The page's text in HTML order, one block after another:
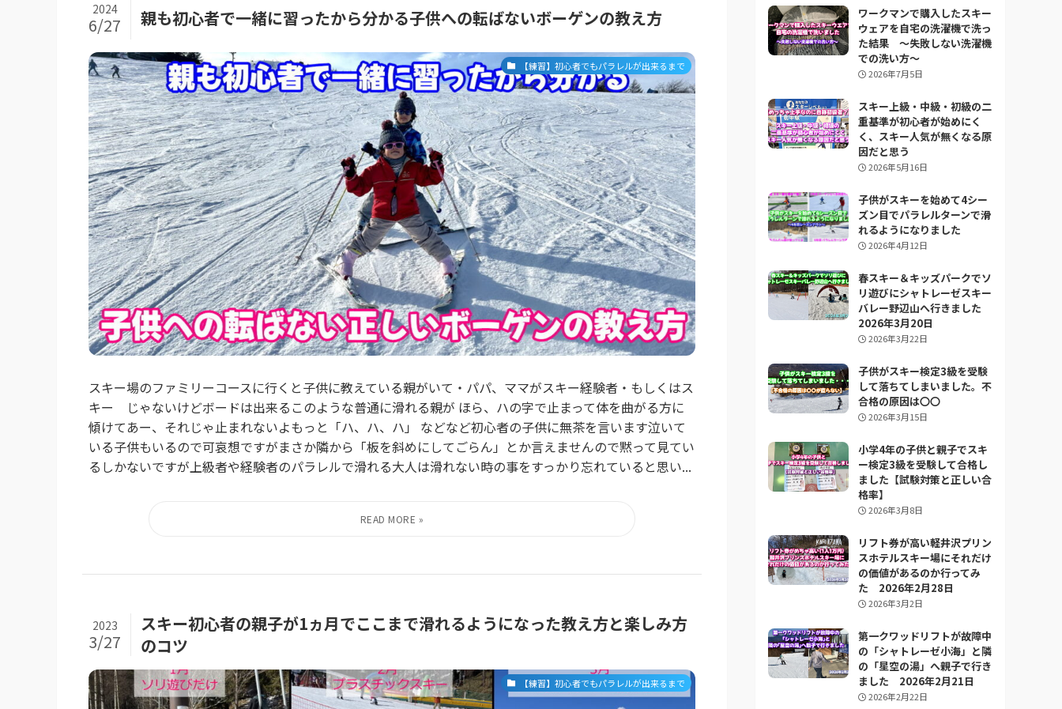
親も初心者で一緒に習ったから分かる子供への転ばないボーゲンの教え方
2024
6/27
【練習】初心者でもパラレルが出来るまで
スキー場のファミリーコースに行くと子供に教えている親がいて・パパ、ママがスキー経験者・もしくはス
キー じゃないけどボードは出来るこのような普通に滑れる親が ほら、ハの字で止まって体を曲がる方に
傾けてあー、それじゃ止まれないよもっと「ハ、ハ、ハ」 などなど初心者の子供に無茶を言います泣いて
いる子供もいるので可哀想ですがまさか隣から「板を斜めにしてごらん」とか言えませんので黙って見てい
るしかないですが上級者や経験者のパラレルで滑れる大人は滑れない時の事をすっかり忘れていると思い...
スキー初心者の親子が1ヵ月でここまで滑れるようになった教え方と楽しみ方
のコツ
2023
3/27
【練習】初心者でもパラレルが出来るまで
ワークマンで購入したスキー
ウェアを自宅の洗濯機で洗っ
た結果 ～失敗しない洗濯機
での洗い方～
2026年7月5日
スキー上級・中級・初級の二
重基準が初心者が始めにく
く、スキー人気が無くなる原
因だと思う
2026年5月16日
子供がスキーを始めて4シー
ズン目でパラレルターンで滑
れるようになりました
2026年4月12日
春スキー＆キッズパークでソ
リ遊びにシャトレーゼスキー
バレー野辺山へ行きました
2026年3月20日
2026年3月22日
子供がスキー検定3級を受験
して落ちてしまいました。不
合格の原因は〇〇
2026年3月15日
小学4年の子供と親子でスキ
ー検定3級を受験して合格し
ました【試験対策と正しい合
格率】
2026年3月8日
リフト券が高い軽井沢プリン
スホテルスキー場にそれだけ
の価値があるのか行ってみ
た 2026年2月28日
2026年3月2日
第一クワッドリフトが故障中
の「シャトレーゼ小海」と隣
の「星空の湯」へ親子で行き
ました 2026年2月21日
2026年2月22日